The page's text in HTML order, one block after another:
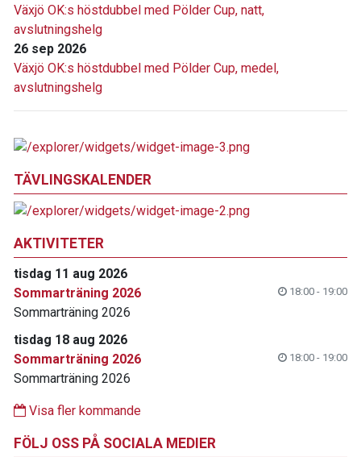
Växjö OK:s höstdubbel med Pölder Cup, natt,
avslutningshelg
26 sep 2026
Växjö OK:s höstdubbel med Pölder Cup, medel,
avslutningshelg
TÄVLINGSKALENDER
AKTIVITETER
tisdag 11 aug 2026
Sommarträning 2026
18:00 - 19:00
Sommarträning 2026
tisdag 18 aug 2026
Sommarträning 2026
18:00 - 19:00
Sommarträning 2026
Visa fler kommande
FÖLJ OSS PÅ SOCIALA MEDIER